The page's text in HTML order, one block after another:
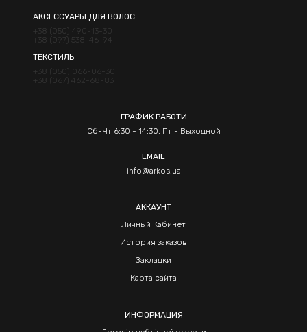
АКСЕССУАРЫ ДЛЯ ВОЛОС
+38 (050) 490-13-30
+38 (097) 538-46-94
ТЕКСТИЛЬ
+38 (050) 066-06-30
+38 (067) 462-68-83
ГРАФИК РАБОТИ
Сб-Чт 6:30 - 14:30, Пт - Выходной
EMAIL
info@arkos.ua
АККАУНТ
Личный Кабинет
История заказов
Закладки
Карта сайта
ИНФОРМАЦИЯ